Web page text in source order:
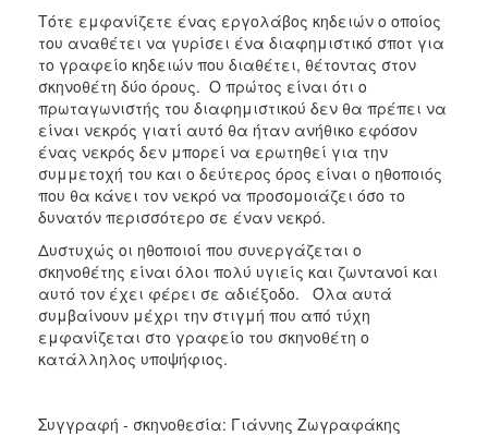
Τότε εμφανίζετε ένας εργολάβος κηδειών ο οποίος
του αναθέτει να γυρίσει ένα διαφημιστικό σποτ για
το γραφείο κηδειών που διαθέτει, θέτοντας στον
σκηνοθέτη δύο όρους. Ο πρώτος είναι ότι o
πρωταγωνιστής του διαφημιστικού δεν θα πρέπει να
είναι νεκρός γιατί αυτό θα ήταν ανήθικο εφόσον
ένας νεκρός δεν μπορεί να ερωτηθεί για την
συμμετοχή του και ο δεύτερος όρος είναι ο ηθοποιός
που θα κάνει τον νεκρό να προσομοιάζει όσο το
δυνατόν περισσότερο σε έναν νεκρό.
Δυστυχώς οι ηθοποιοί που συνεργάζεται ο
σκηνοθέτης είναι όλοι πολύ υγιείς και ζωντανοί και
αυτό τον έχει φέρει σε αδιέξοδο. Όλα αυτά
συμβαίνουν μέχρι την στιγμή που από τύχη
εμφανίζεται στο γραφείο του σκηνοθέτη ο
κατάλληλος υποψήφιος.
Συγγραφή - σκηνοθεσία: Γιάννης Ζωγραφάκης